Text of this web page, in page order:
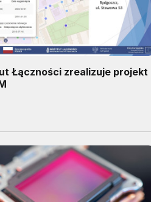
Łączności zrealizuje projekt